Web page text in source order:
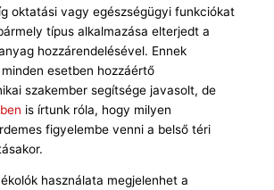
oktatási vagy egészségügyi funkciókat
típus alkalmazása elterjedt a
hozzárendelésével. Ennek
esetben hozzáértő
szakember segítsége javasolt, de
is írtunk róla, hogy milyen
figyelembe venni a belső téri
használata megjelenhet a